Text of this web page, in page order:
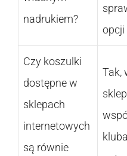
nadrukiem?
opcji
Czy koszulki
dostępne w
sklepach
internetowych
są równie
Tak,